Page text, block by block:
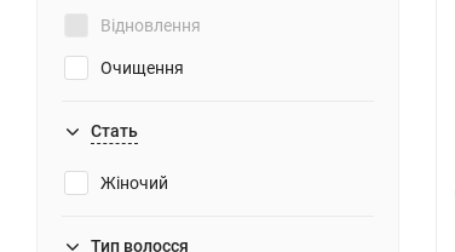
Відновлення
Очищення
Зміцнення
Пом'якшення
Стать
Жіночий
Тип волосся